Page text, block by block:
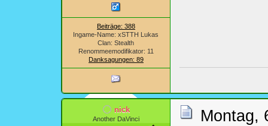
Beiträge: 388
Ingame-Name: xSTTH Lukas
Clan: Stealth
Renommeemodifikator: 11
Danksagungen: 89
nick
Another DaVinci Montag,